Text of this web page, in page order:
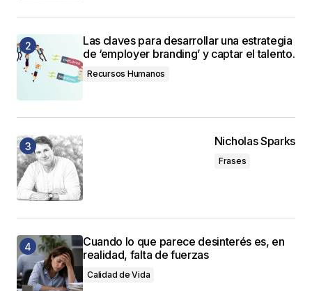
Las claves para desarrollar una estrategia
de ‘employer branding’ y captar el talento.
Recursos Humanos
Nicholas Sparks
Frases
Cuando lo que parece desinterés es, en
realidad, falta de fuerzas
Calidad de Vida